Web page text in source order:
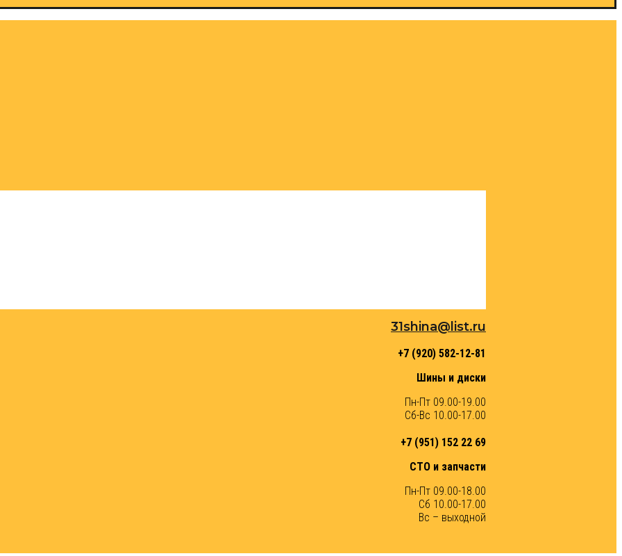
31shina@list.ru
+7 (920) 582-12-81
Шины и диски
Пн-Пт 09.00-19.00
Сб-Вс 10.00-17.00
+7 (951) 152 22 69
СТО и запчасти
Пн-Пт 09.00-18.00
Сб 10.00-17.00
Вс – выходной